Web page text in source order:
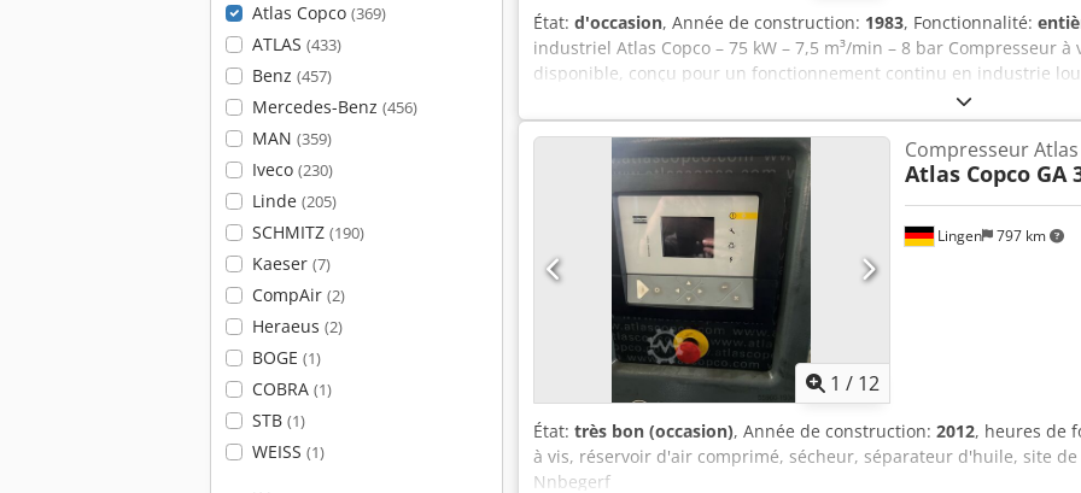
Atlas Copco (369)
ATLAS (433)
Benz (457)
Mercedes-Benz (456)
MAN (359)
Iveco (230)
Linde (205)
SCHMITZ (190)
Kaeser (7)
CompAir (2)
Heraeus (2)
BOGE (1)
COBRA (1)
STB (1)
WEISS (1)
État: d'occasion, Année de construction: 1983, Fonctionnalité:
industriel Atlas Copco – 75 kW – 7,5 m³/min – 8 bar Compresseur
disponible, conçu pour un fonctionnement continu en industrie
une enceinte insonorisée avec panneaux amovibles, permettant
maintenance. Machine robuste et fiable, caractéristique de la
adaptée aux usines, ateliers et centrales d’air comprimé.
compresseur à vis lubrifié à l’huile Puissance moteur : 75 kW
moteur : 1 460 tr/min Pression de service : 8 bar Débit d’air : 7
: 1983 Csdpfx Aieytgrfogsrf Équipement Séparateur air/huile
insonorisée Unité industrielle complète
1 / 12
Lingen 797 km
Compresseur Atlas
Atlas Copco GA
État: très bon (occasion), Année de construction: 2012, heures de
à vis, réservoir d'air comprimé, sécheur, séparateur d'huile, site
Nnbegerf